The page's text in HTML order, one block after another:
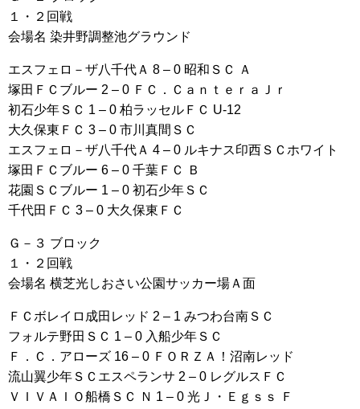
１・２回戦
会場名 染井野調整池グラウンド
エスフェロ－ザ八千代Ａ 8 – 0 昭和ＳＣ Ａ
塚田ＦＣブルー 2 – 0 ＦＣ．ＣａｎｔｅｒａＪｒ
初石少年ＳＣ 1 – 0 柏ラッセルＦＣ U-12
大久保東ＦＣ 3 – 0 市川真間ＳＣ
エスフェロ－ザ八千代Ａ 4 – 0 ルキナス印西ＳＣホワイト
塚田ＦＣブルー 6 – 0 千葉ＦＣ Ｂ
花園ＳＣブルー 1 – 0 初石少年ＳＣ
千代田ＦＣ 3 – 0 大久保東ＦＣ
Ｇ－３ ブロック
１・２回戦
会場名 横芝光しおさい公園サッカー場Ａ面
ＦＣボレイロ成田レッド 2 – 1 みつわ台南ＳＣ
フォルテ野田ＳＣ 1 – 0 入船少年ＳＣ
Ｆ．Ｃ．アローズ 16 – 0 ＦＯＲＺＡ！沼南レッド
流山翼少年ＳＣエスペランサ 2 – 0 レグルスＦＣ
ＶＩＶＡＩＯ船橋ＳＣ Ｎ 1 – 0 光Ｊ・Ｅｇｓｓ Ｆ